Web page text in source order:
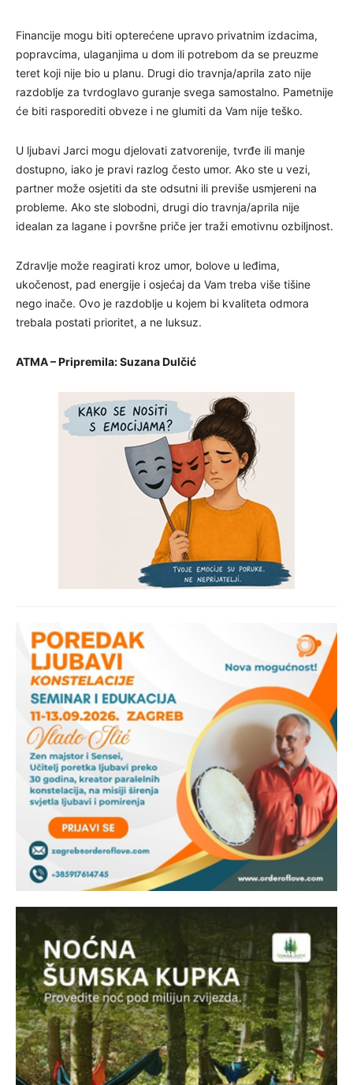
Financije mogu biti opterećene upravo privatnim izdacima,
popravcima, ulaganjima u dom ili potrebom da se preuzme
teret koji nije bio u planu. Drugi dio travnja/aprila zato nije
razdoblje za tvrdoglavo guranje svega samostalno. Pametnije
će biti rasporediti obveze i ne glumiti da Vam nije teško.
U ljubavi Jarci mogu djelovati zatvorenije, tvrđe ili manje
dostupno, iako je pravi razlog često umor. Ako ste u vezi,
partner može osjetiti da ste odsutni ili previše usmjereni na
probleme. Ako ste slobodni, drugi dio travnja/aprila nije
idealan za lagane i površne priče jer traži emotivnu ozbiljnost.
Zdravlje može reagirati kroz umor, bolove u leđima,
ukočenost, pad energije i osjećaj da Vam treba više tišine
nego inače. Ovo je razdoblje u kojem bi kvaliteta odmora
trebala postati prioritet, a ne luksuz.
ATMA – Pripremila: Suzana Dulčić